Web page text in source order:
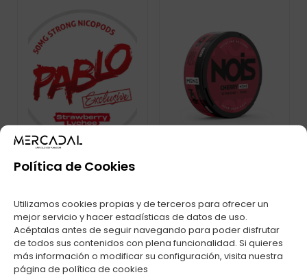
Política de Cookies
Utilizamos cookies propias y de terceros para ofrecer un
mejor servicio y hacer estadísticas de datos de uso.
Acéptalas antes de seguir navegando para poder disfrutar
de todos sus contenidos con plena funcionalidad. Si quieres
más información o modificar su configuración, visita nuestra
página de política de cookies
PABLO EXCLUSIVE
STRAWBERRRY
LYCHEE 50MG C-1
BOLSA DE NICOTINA
NOIS MINI EXTREME
CHERRY 50MG